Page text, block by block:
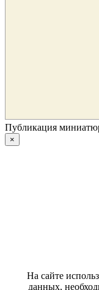
Публикация
×
На сайте
данных,